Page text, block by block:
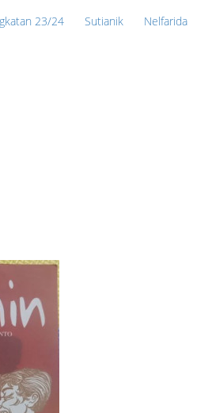
23/24 Sutianik
Nelfarida